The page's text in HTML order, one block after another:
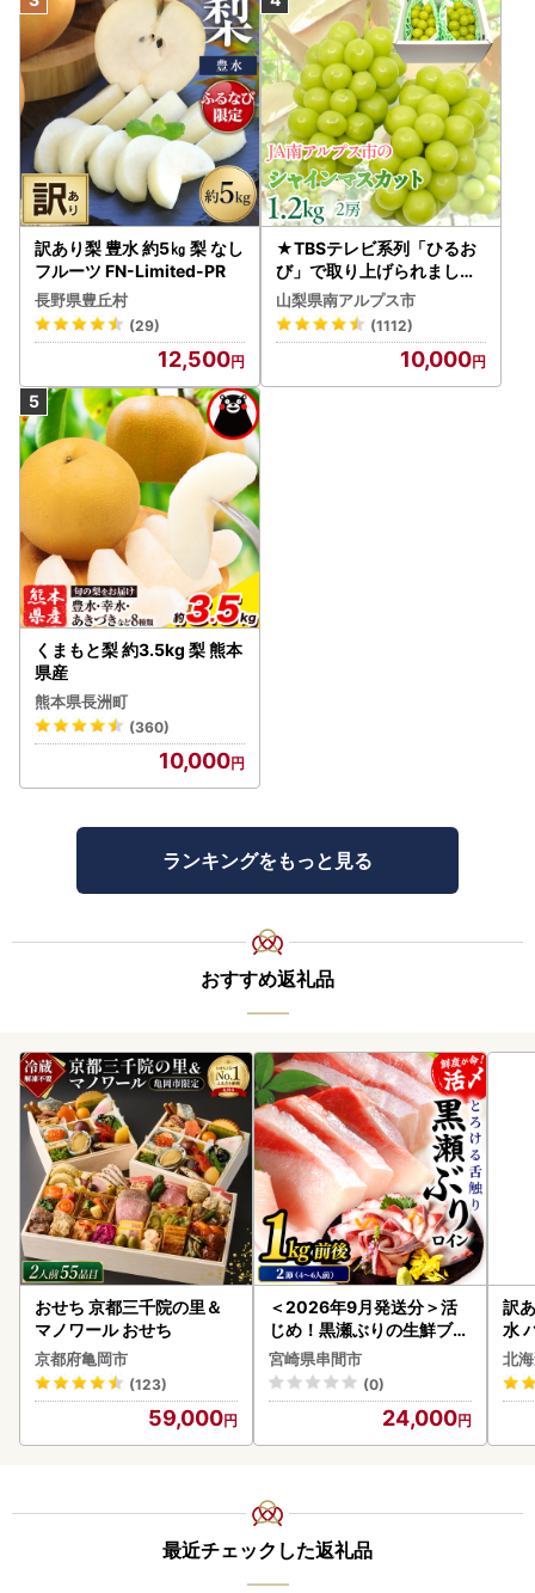
訳あり梨 豊水 約5㎏ 梨 なし
フルーツ FN-Limited-PR
長野県豊丘村
(29)
12,500
★TBSテレビ系列「ひるお
び」で取り上げられました
！★＜2026年発送先行予
約＞絶品！南アルプス市産
シャインマスカット1.2kg A
LPAA003 | 人気 山梨産 高
評価 ランキング おすすめ |
山梨県南アルプス市
(1112)
10,000
くまもと梨 約3.5kg 梨 熊本
県産
熊本県長洲町
(360)
10,000
ランキングをもっと見る
おすすめ返礼品
おせち 京都三千院の里＆
マノワール おせち
京都府亀岡市
(123)
59,000
＜2026年9月発送分＞活
じめ！黒瀬ぶりの生鮮ブリ
ロイン2節（1.0kg前後）_
K001-012-2609
宮崎県串間市
(0)
24,000
訳
水
ク
付
海
取
北
最近チェックした返礼品